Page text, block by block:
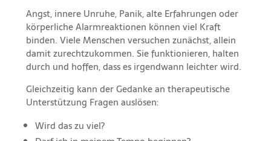
Angst, innere Unruhe, Panik, alte Erfahrungen oder
körperliche Alarmreaktionen können viel Kraft
binden. Viele Menschen versuchen zunächst, allein
damit zurechtzukommen. Sie funktionieren, halten
durch und hoffen, dass es irgendwann leichter wird.
Gleichzeitig kann der Gedanke an therapeutische
Unterstützung Fragen auslösen:
Wird das zu viel?